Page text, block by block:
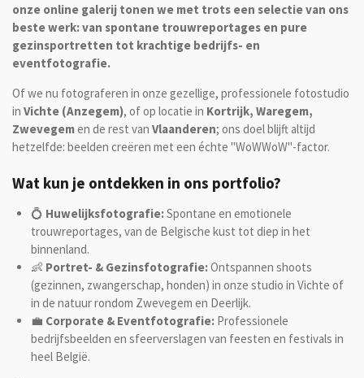
onze online galerij tonen we met trots een selectie van ons
beste werk: van spontane trouwreportages en pure
gezinsportretten tot krachtige bedrijfs- en
eventfotografie.
Of we nu fotograferen in onze gezellige, professionele fotostudio
in Vichte (Anzegem), of op locatie in Kortrijk, Waregem,
Zwevegemen de rest van Vlaanderen; ons doel blijft altijd
hetzelfde: beelden creëren met een échte "WoWWoW"-factor.
Wat kun je ontdekken in ons portfolio?
💍 Huwelijksfotografie:Spontane en emotionele
trouwreportages, van de Belgische kust tot diep in het
binnenland.
👶 Portret- & Gezinsfotografie:Ontspannen shoots
(gezinnen, zwangerschap, honden) in onze studio in Vichte of
in de natuur rondom Zwevegem en Deerlijk.
💼 Corporate & Eventfotografie:Professionele
bedrijfsbeelden en sfeerverslagen van feesten en festivals in
heel België.